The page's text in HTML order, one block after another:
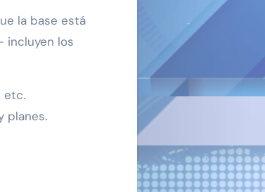
la base está
incluyen los
etc.
planes.